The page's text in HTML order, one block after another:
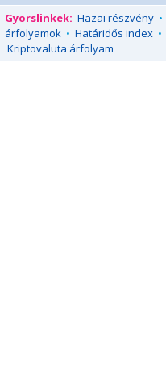
Gyorslinkek: Hazai részvény •
árfolyamok • Határidős index •
Kriptovaluta árfolyam